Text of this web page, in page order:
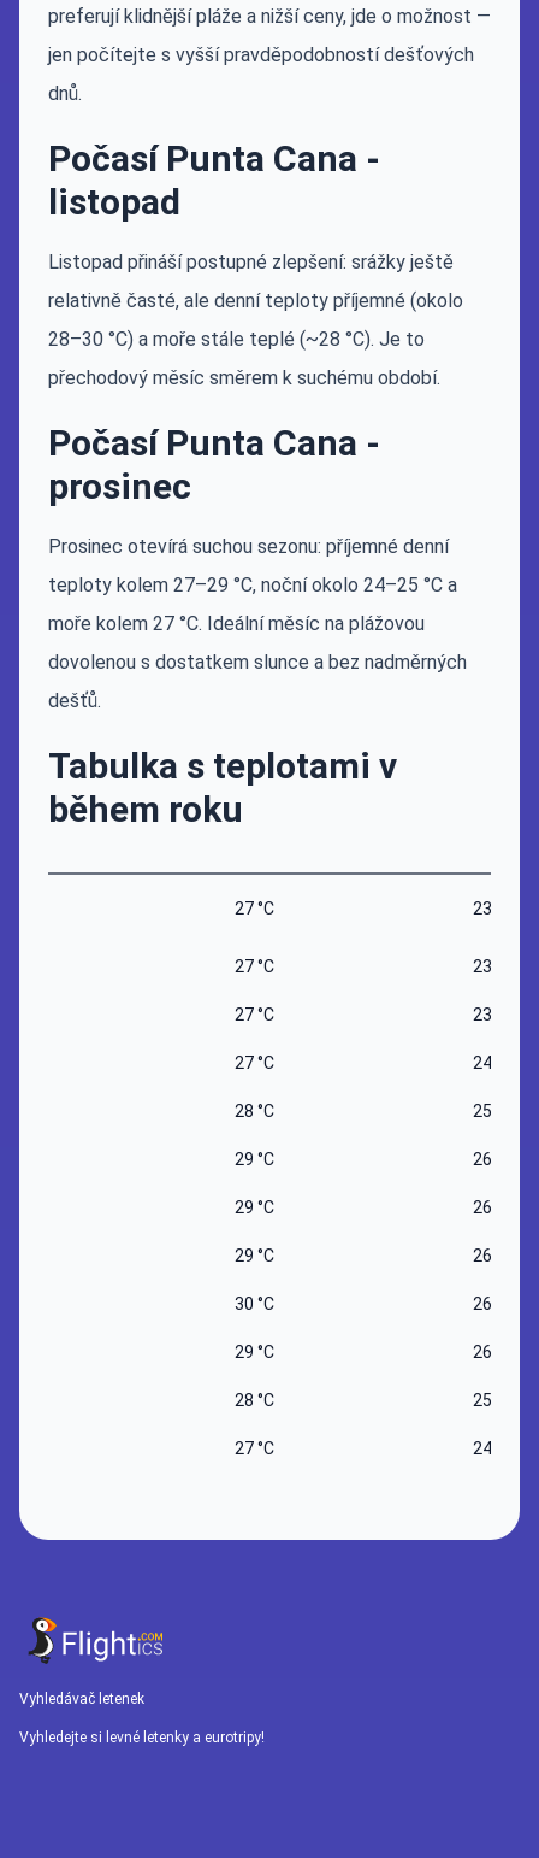
preferují klidnější pláže a nižší ceny, jde o možnost —
jen počítejte s vyšší pravděpodobností dešťových
dnů.
Počasí Punta Cana -
listopad
Listopad přináší postupné zlepšení: srážky ještě
relativně časté, ale denní teploty příjemné (okolo
28–30 °C) a moře stále teplé (~28 °C). Je to
přechodový měsíc směrem k suchému období.
Počasí Punta Cana -
prosinec
Prosinec otevírá suchou sezonu: příjemné denní
teploty kolem 27–29 °C, noční okolo 24–25 °C a
moře kolem 27 °C. Ideální měsíc na plážovou
dovolenou s dostatkem slunce a bez nadměrných
dešťů.
Tabulka s teplotami v
během roku
27 °C 23 °C
27 °C 23 °C
27 °C 23 °C
27 °C 24 °C
28 °C 25 °C
29 °C 26 °C
29 °C 26 °C
29 °C 26 °C
30 °C 26 °C
29 °C 26 °C
28 °C 25 °C
27 °C 24 °C
Vyhledávač letenek
Vyhledejte si levné letenky a eurotripy!